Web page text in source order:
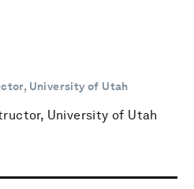
University of Utah
University of Utah